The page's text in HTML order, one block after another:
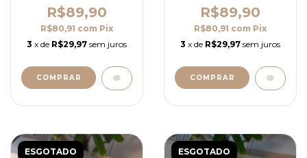
R$89,90
R$80,91 com Pix
3 x de R$29,97 sem juros
COMPRAR
R$89,90
R$80,91 com Pix
3 x de R$29,97 sem juros
COMPRAR
ESGOTADO ESGOTADO